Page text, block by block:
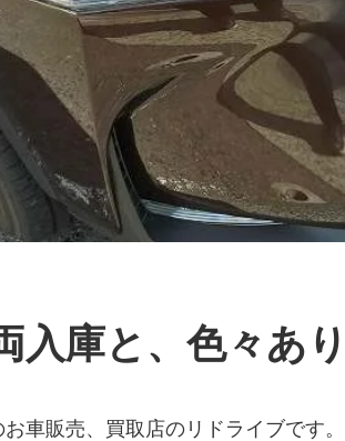
入庫と、色々あり
車販売、買取店のリドライブです。